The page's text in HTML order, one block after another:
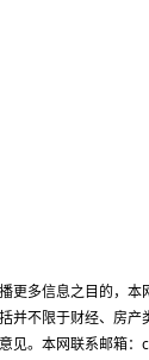
更多信息之目的，
并不限于财经、房
见。本网联系邮箱